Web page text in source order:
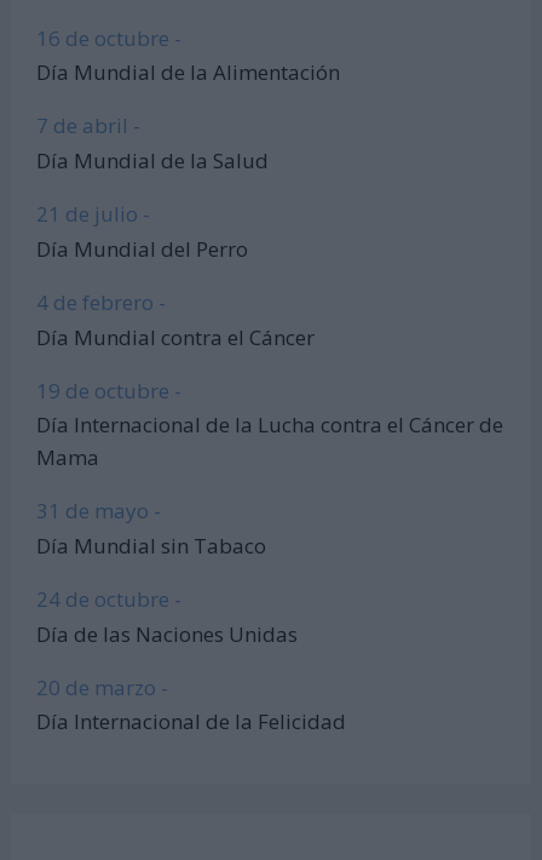
16 de octubre -
Día Mundial de la Alimentación
7 de abril -
Día Mundial de la Salud
21 de julio -
Día Mundial del Perro
4 de febrero -
Día Mundial contra el Cáncer
19 de octubre -
Día Internacional de la Lucha contra el Cáncer de
Mama
31 de mayo -
Día Mundial sin Tabaco
24 de octubre -
Día de las Naciones Unidas
20 de marzo -
Día Internacional de la Felicidad